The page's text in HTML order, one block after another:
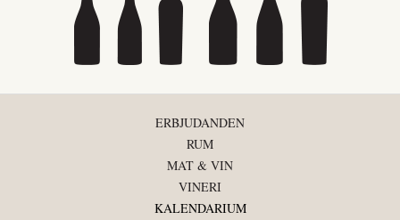
ERBJUDANDEN
RUM
MAT & VIN
VINERI
KALENDARIUM